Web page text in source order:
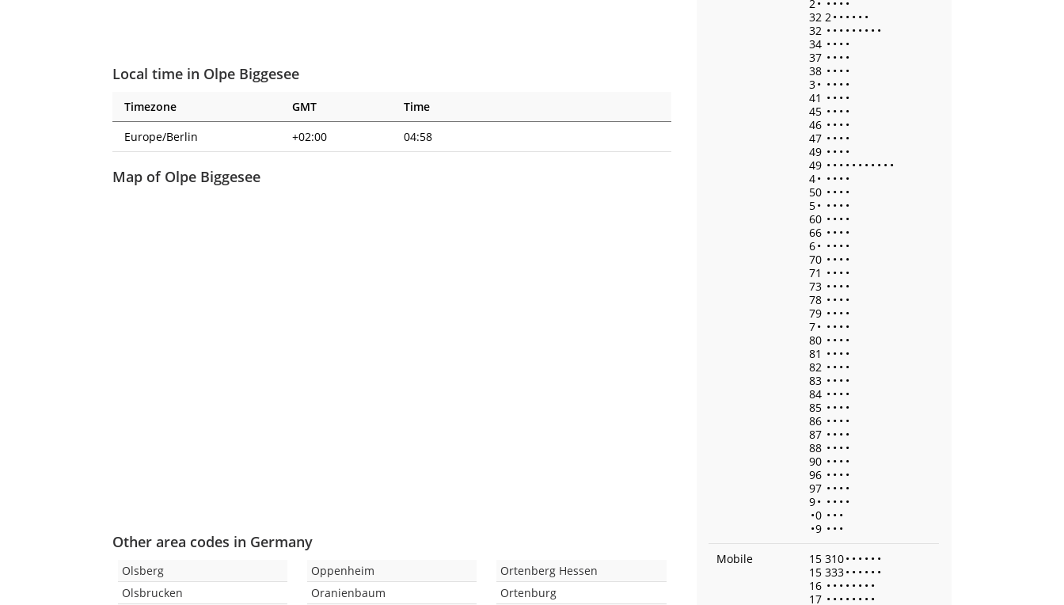
Local time in Olpe Biggesee
Timezone GMT
Time
Europe/Berlin
+02:00 04:58
Map of Olpe Biggesee
Other area codes in Germany
Olsberg
Olsbrucken
Oppenheim
Oranienbaum
Ortenberg Hessen
Ortenburg
2• • • • •
32 2• • • • • •
32 • • • • • • • • •
34 • • • •
37 • • • •
38 • • • •
3• • • • •
41 • • • •
45 • • • •
46 • • • •
47 • • • •
49 • • • •
49 • • • • • • • • • • •
4• • • • •
50 • • • •
5• • • • •
60 • • • •
66 • • • •
6• • • • •
70 • • • •
71 • • • •
73 • • • •
78 • • • •
79 • • • •
7• • • • •
80 • • • •
81 • • • •
82 • • • •
83 • • • •
84 • • • •
85 • • • •
86 • • • •
87 • • • •
88 • • • •
90 • • • •
96 • • • •
97 • • • •
9• • • • •
•0 • • •
•9 • • •
Mobile
15 310• • • • • •
15 333• • • • • •
16 • • • • • • • •
17 • • • • • • • •